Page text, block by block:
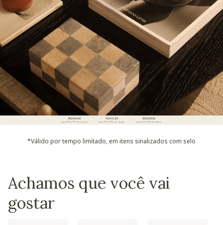
*Válido por tempo limitado, em itens sinalizados com selo
Achamos que você vai
gostar